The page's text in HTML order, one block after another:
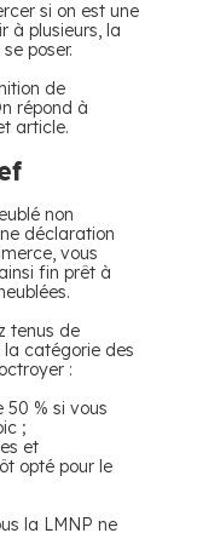
si on est une
à plusieurs, la
poser.
de
répond à
article.
non
déclaration
vous
fin prêt à
tenus de
catégorie des
:
% si vous
;
et
opté pour le
la LMNP ne